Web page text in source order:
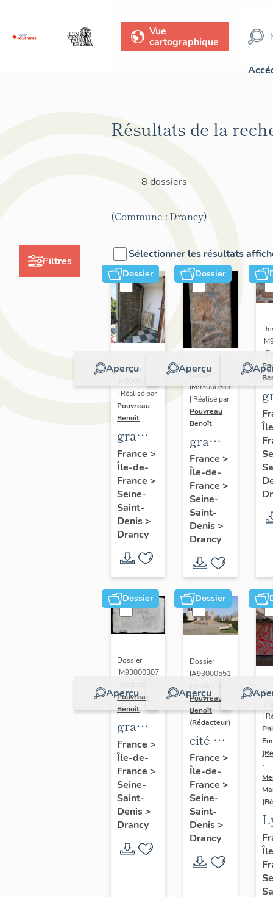
Vue
cartographique
Filtres
Résultats de la
8 dossiers
(Commune : Drancy)
Sélectionner les résultats
Dossier
Aperçu
Dossier
| Réalisé par
Pouvreau
Benoît
graffiti
de
chambrée
sur
revers
de
façade
France >
Île-de-
France >
Seine-
Saint-
Denis>
Drancy
Dossier
Aperçu
Dossier
IM93000311
| Réalisé par
Pouvreau
Benoît
graffiti
sur
conduit
de
cheminée
France >
Île-de-
France >
Seine-
Saint-
Denis>
Drancy
|
et
Dossier
Aperçu
Dossier
IM93000307
Pouvreau
Benoît
graffiti
de la
cité de
la
Muette,
dite
aussi
camp
France >
Île-de-
France >
Seine-
Saint-
Denis>
Drancy
Dossier
Aperçu
Dossier
IA93000551
Pouvreau
Benoît
(Rédacteur)
cité de
la
Muette
France >
Île-de-
France >
Seine-
Saint-
Denis>
Drancy
|
-